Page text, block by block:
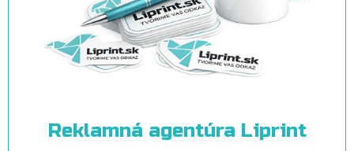
Reklamná agentúra Liprint